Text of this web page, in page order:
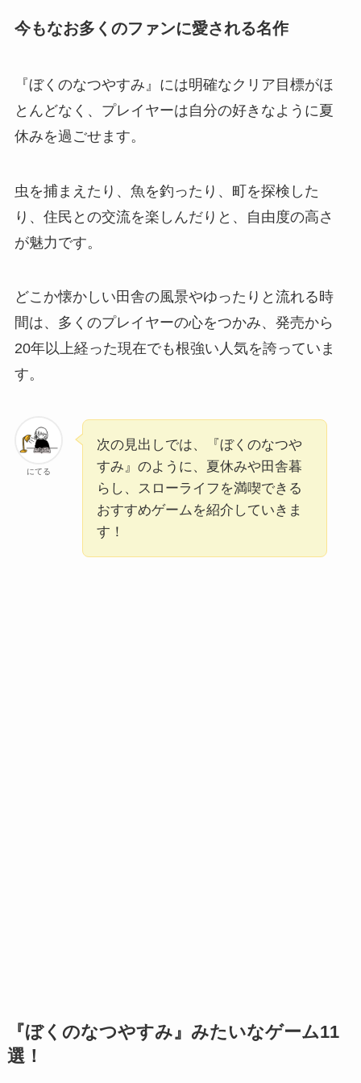
今もなお多くのファンに愛される名作
『ぼくのなつやすみ』には明確なクリア目標がほ
とんどなく、プレイヤーは自分の好きなように夏
休みを過ごせます。
虫を捕まえたり、魚を釣ったり、町を探検した
り、住民との交流を楽しんだりと、自由度の高さ
が魅力です。
どこか懐かしい田舎の風景やゆったりと流れる時
間は、多くのプレイヤーの心をつかみ、発売から
20年以上経った現在でも根強い人気を誇っていま
す。
にてる
次の見出しでは、『ぼくのなつや
すみ』のように、夏休みや田舎暮
らし、スローライフを満喫できる
おすすめゲームを紹介していきま
す！
『ぼくのなつやすみ』みたいなゲーム11
選！